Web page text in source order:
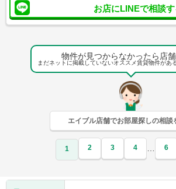
お店にLINEで相談す
物件が見つからなかったら店
まだネットに掲載していないオススメ賃貸物件があ
エイブル店舗でお部屋探しの相談
1 2 3 4 … 6